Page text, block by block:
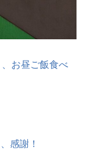
お昼ご飯食べ
感謝！